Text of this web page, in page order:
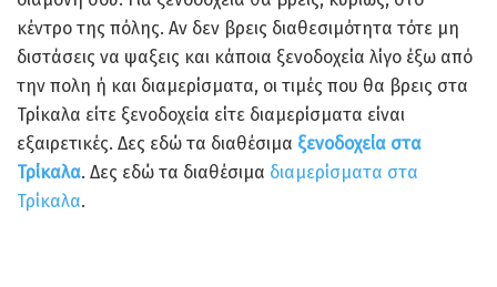
κέντρο της πόλης. Αν δεν βρεις διαθεσιμότητα τότε μη
διστάσεις να ψαξεις και κάποια ξενοδοχεία λίγο έξω από
την πολη ή και διαμερίσματα, οι τιμές που θα βρεις στα
Τρίκαλα είτε ξενοδοχεία είτε διαμερίσματα είναι
εξαιρετικές. Δες εδώ τα διαθέσιμα ξενοδοχεία στα
Τρίκαλα. Δες εδώ τα διαθέσιμα διαμερίσματα στα
Τρίκαλα.